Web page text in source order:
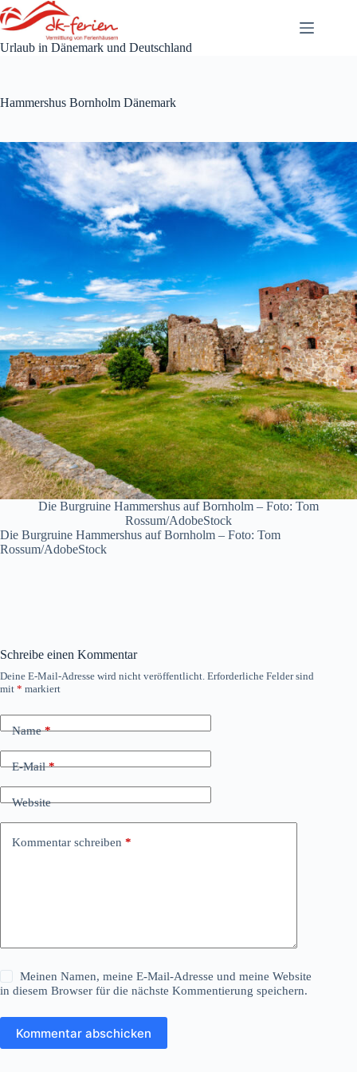
Zum
Inhalt
springen
Urlaub in Dänemark und Deutschland
Hammershus Bornholm Dänemark
Die Burgruine Hammershus auf Bornholm – Foto: Tom
Rossum/AdobeStock
Die Burgruine Hammershus auf Bornholm – Foto: Tom
Rossum/AdobeStock
Schreibe einen Kommentar
Deine E-Mail-Adresse wird nicht veröffentlicht. Erforderliche Felder sind
mit * markiert
Name*
E-Mail*
Website
Kommentar schreiben *
Meinen Namen, meine E-Mail-Adresse und meine Website
in diesem Browser für die nächste Kommentierung speichern.
Kommentar abschicken